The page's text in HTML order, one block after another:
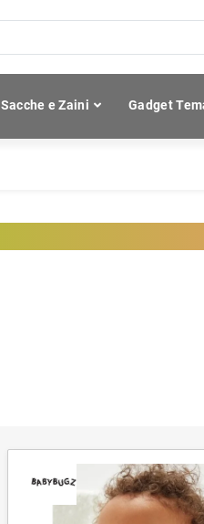
Sacche e Zaini Gadget